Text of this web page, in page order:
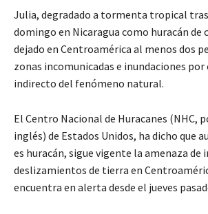
Julia, degradado a tormenta tropical
domingo en Nicaragua como huracán de
dejado en Centroamérica al menos dos
zonas incomunicadas e inundaciones
indirecto del fenómeno natural.
El Centro Nacional de Huracanes (NHC,
inglés) de Estados Unidos, ha dicho que
es huracán, sigue vigente la amenaza de
deslizamientos de tierra en
encuentra en alerta desde el jueves